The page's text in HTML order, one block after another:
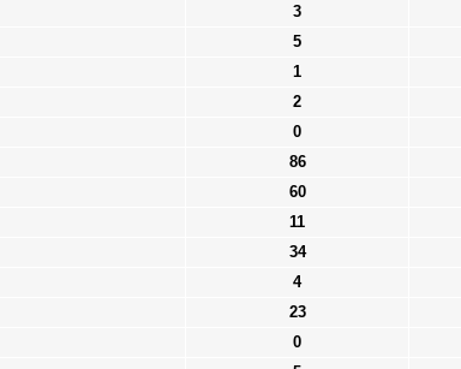
3
5
1
2
0
86
60
11
34
4
23
0